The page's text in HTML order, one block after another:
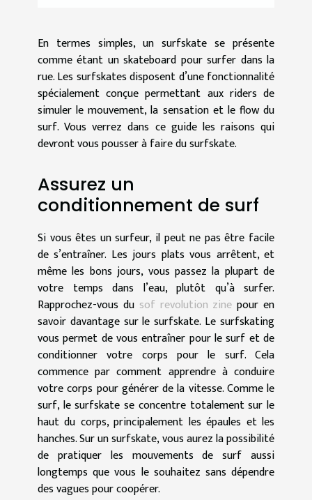
En termes simples, un surfskate se présente
comme étant un skateboard pour surfer dans la
rue. Les surfskates disposent d’une fonctionnalité
spécialement conçue permettant aux riders de
simuler le mouvement, la sensation et le flow du
surf. Vous verrez dans ce guide les raisons qui
devront vous pousser à faire du surfskate.
Assurez un
conditionnement de surf
Si vous êtes un surfeur, il peut ne pas être facile
de s’entraîner. Les jours plats vous arrêtent, et
même les bons jours, vous passez la plupart de
votre temps dans l’eau, plutôt qu’à surfer.
Rapprochez-vous du sof revolution zine pour en
savoir davantage sur le surfskate. Le surfskating
vous permet de vous entraîner pour le surf et de
conditionner votre corps pour le surf. Cela
commence par comment apprendre à conduire
votre corps pour générer de la vitesse. Comme le
surf, le surfskate se concentre totalement sur le
haut du corps, principalement les épaules et les
hanches. Sur un surfskate, vous aurez la possibilité
de pratiquer les mouvements de surf aussi
longtemps que vous le souhaitez sans dépendre
des vagues pour coopérer.